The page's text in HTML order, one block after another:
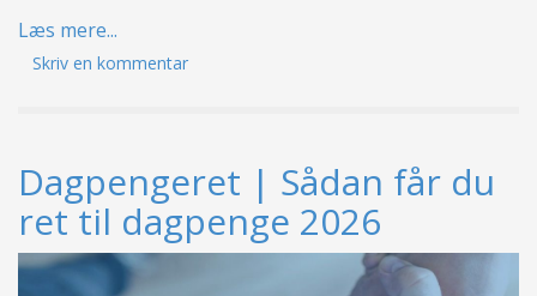
Læs mere...
Skriv en kommentar
Dagpengeret | Sådan får du
ret til dagpenge 2026